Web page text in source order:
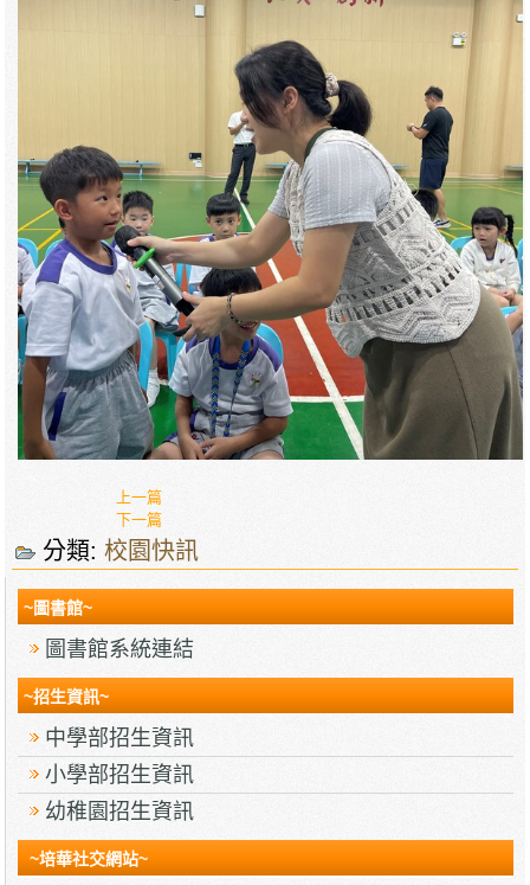
上一篇
下一篇
分類:校園快訊
~圖書館~
圖書館系統連結
~招生資訊~
中學部招生資訊
小學部招生資訊
幼稚園招生資訊
~培華社交網站~